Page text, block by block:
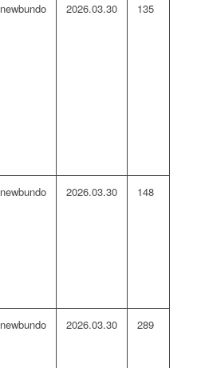
newbundo 2026.03.30 135
newbundo 2026.03.30 148
newbundo 2026.03.30 289